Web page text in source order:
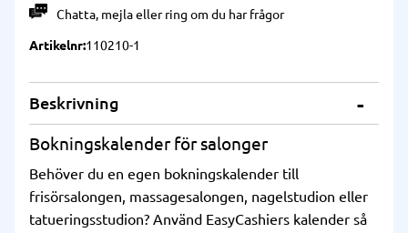
Chatta, mejlaellerring om du har frågor
Artikelnr 110210-1
Beskrivning
Bokningskalender för salonger
Behöver du en egen bokningskalender till
frisörsalongen, massagesalongen, nagelstudion eller
tatueringsstudion? Använd EasyCashiers kalender så